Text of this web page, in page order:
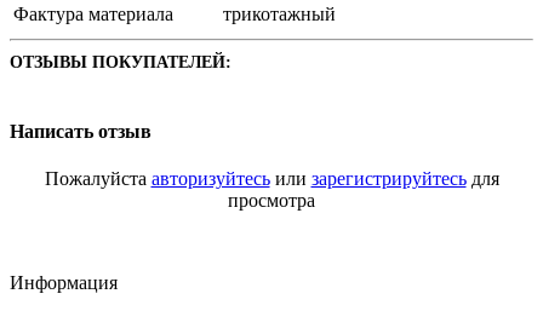
Фактура материала
трикотажный
ОТЗЫВЫ ПОКУПАТЕЛЕЙ:
Написать отзыв
Пожалуйста авторизуйтесьили зарегистрируйтесьдля
просмотра
Информация